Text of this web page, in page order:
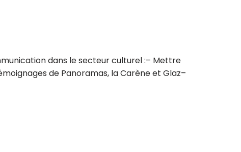
dans le secteur culturel :– Mettre
de Panoramas, la Carène et Glaz–